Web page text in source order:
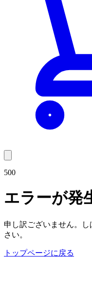
500
エラーが発
申し訳ございません。
さい。
トップページに戻る